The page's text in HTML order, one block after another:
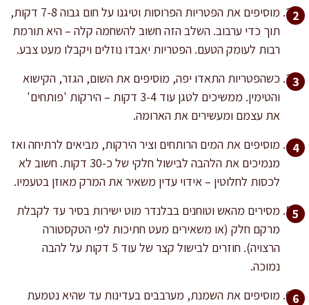
מוסיפים את הפטריות הפרוסות וטיגנו על חום גבוה 7-8 דקות,
תוך כדי ערבוב. השלב הזה חשוב להשחמה קלה – היא תורמת
רבות לעומק הטעם. הפטריות יאבדו נוזלים ויקבלו מעט צבע.
כשהפטריות התאדו יפה, מוסיפים את השום, הגזר, הקישוא
והטימין. ממשיכים לטגן עוד 3-4 דקות – הירקות 'פותחים'
את עצמם ומעשירים את הארומה.
מוסיפים את המים הרותחים וציר הירקות, מביאים לרתיחה ואז
מנמיכים את הלהבה לבישול חלקי של כ-30 דקות. חשוב לא
לכסות לחלוטין – אידוי עדין משאיר את המרק מאוזן בטעמיו.
מסירים מהאש וטוחנים בבלנדר מוט ישירות בסיר עד לקבלת
מרקם חלק (או משאירים מעט חתיכות לפי הטקסטורה
הרצויה). חוזרים לבישול קצר של עוד 5 דקות על להבה
נמוכה.
מוסיפים את השמנת, מערבבים בעדינות עד שהיא נטמעת